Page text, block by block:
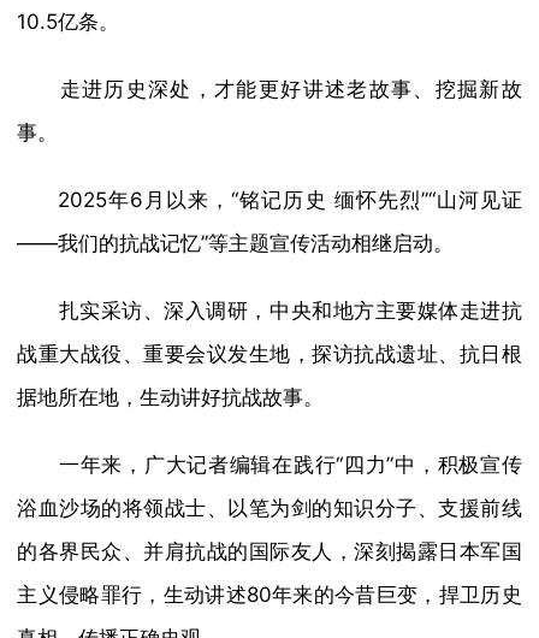
10.5亿条。
走进历史深处，才能更好讲述老故事、挖掘新故
事。
2025年6月以来，“铭记历史 缅怀先烈”“山河见证
——我们的抗战记忆”等主题宣传活动相继启动。
扎实采访、深入调研，中央和地方主要媒体走进抗
战重大战役、重要会议发生地，探访抗战遗址、抗日根
据地所在地，生动讲好抗战故事。
一年来，广大记者编辑在践行“四力”中，积极宣传
浴血沙场的将领战士、以笔为剑的知识分子、支援前线
的各界民众、并肩抗战的国际友人，深刻揭露日本军国
主义侵略罪行，生动讲述80年来的今昔巨变，捍卫历史